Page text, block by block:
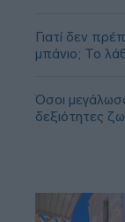
Γιατί δεν
μπάνιο; Το
Όσοι
δεξιότητες